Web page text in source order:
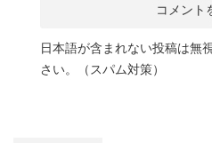
日本語が含まれない投稿は無
さい。（スパム対策）